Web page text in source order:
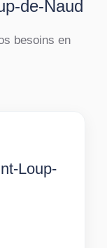
de-Naud
besoins en
Loup-